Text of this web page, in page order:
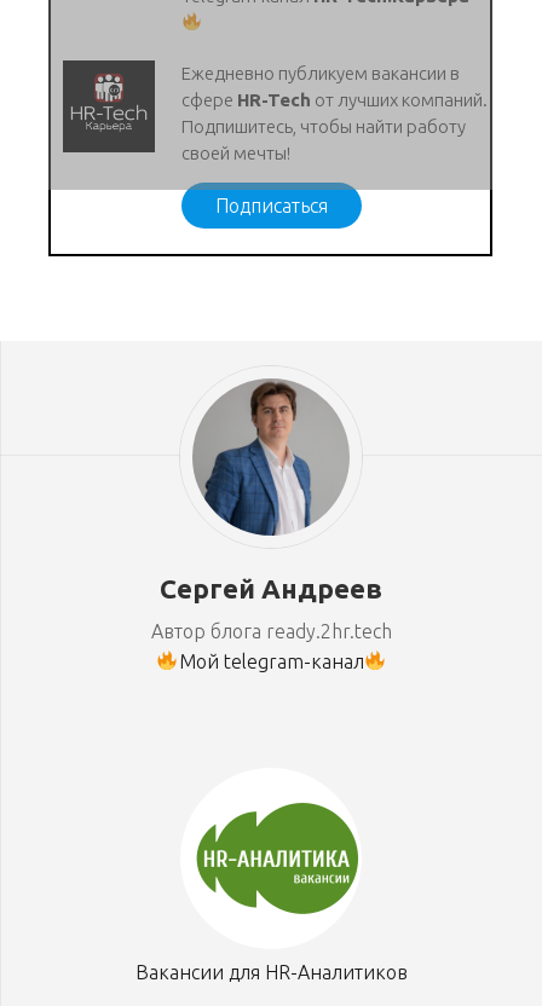
Ежедневно публикуем вакансии в
сфере HR-Tech от лучших компаний.
Подпишитесь, чтобы найти работу
своей мечты!
Подписаться
Сергей Андреев
Автор блога ready.2hr.tech
Мой telegram-канал
Вакансии для HR-Аналитиков